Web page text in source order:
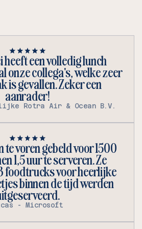
een volledig lunch
onze collega's, welke zeer
is gevallen. Zeker een
aanrader!
Rotra Air & Ocean B.V.
te voren gebeld voor 1500
1,5 uur te serveren. Ze
foodtrucks voor heerlijke
binnen de tijd werden
- Microsoft